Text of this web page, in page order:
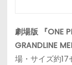
劇場版 『ONE
GRANDLINE
場・サイズ約17